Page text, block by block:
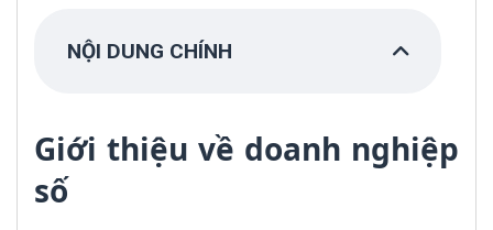
NỘI DUNG CHÍNH
Giới thiệu về doanh nghiệp
số